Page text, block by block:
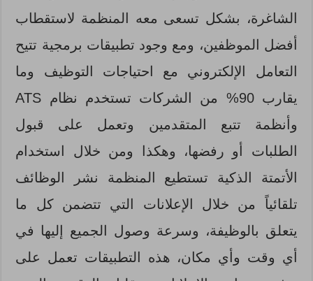
الشاغرة، بشكل تسعى معه المنظمة لاستقطاب
أفضل الموظفين، ومع وجود تطبيقات برمجية تتيح
التعامل الإلكتروني مع احتياجات التوظيف وما
يقارب 90% من الشركات تستخدم نظام ATS
وأنظمة تتبع المتقدمين وتعمل على قبول
الطلبات أو رفضها، وهكذا ومن خلال استخدام
الأتمتة الذكية تستطيع المنظمة نشر الوظائف
تلقائياً من خلال الإعلانات التي تتضمن كل ما
يتعلق بالوظيفة، وسرعة وصول الجميع إليها في
أي وقت وأي مكان، هذه التطبيقات تعمل على